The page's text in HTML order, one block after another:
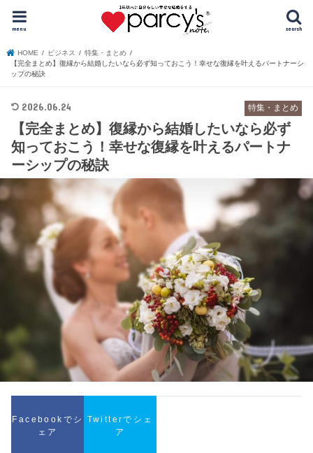
search
menu
HOME ビジネス
特集・まとめ
【完全まとめ】復縁から結婚したいなら必ず知っておこう！幸せな復縁を叶えるパートナーシ
ップの秘訣
特集・まとめ
2026.06.24
【完全まとめ】復縁から結婚したいなら必ず
知っておこう！幸せな復縁を叶えるパートナ
ーシップの秘訣
Facebookでシ
ェア
Twitterでシェ
ア